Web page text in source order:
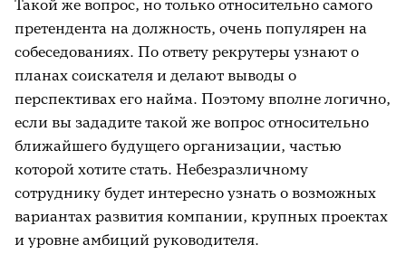
Такой же вопрос, но только относительно самого
претендента на должность, очень популярен на
собеседованиях. По ответу рекрутеры узнают о
планах соискателя и делают выводы о
перспективах его найма. Поэтому вполне логично,
если вы зададите такой же вопрос относительно
ближайшего будущего организации, частью
которой хотите стать. Небезразличному
сотруднику будет интересно узнать о возможных
вариантах развития компании, крупных проектах
и уровне амбиций руководителя.